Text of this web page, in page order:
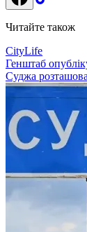
Читайте також
CityLife
Генштаб
Суджа